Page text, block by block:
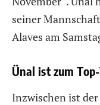
seiner
Alaves am
Ünal ist zum
Inzwischen ist